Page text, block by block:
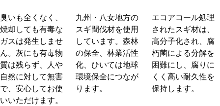
臭いも全くなく、
焼却しても有毒な
ガスは発生しませ
ん。灰にも有毒物
質は残らず、人や
自然に対して無害
で、安心してお使
いいただけます。
九州・八女地方の
スギ間伐材を使用
しています。森林
の保全、林業活性
化、ひいては地球
環境保全につなが
ります。
エコアコール処理
されたスギ材は、
高分子化され、腐
朽菌による分解を
困難にし、腐りに
くく高い耐久性を
保持します。